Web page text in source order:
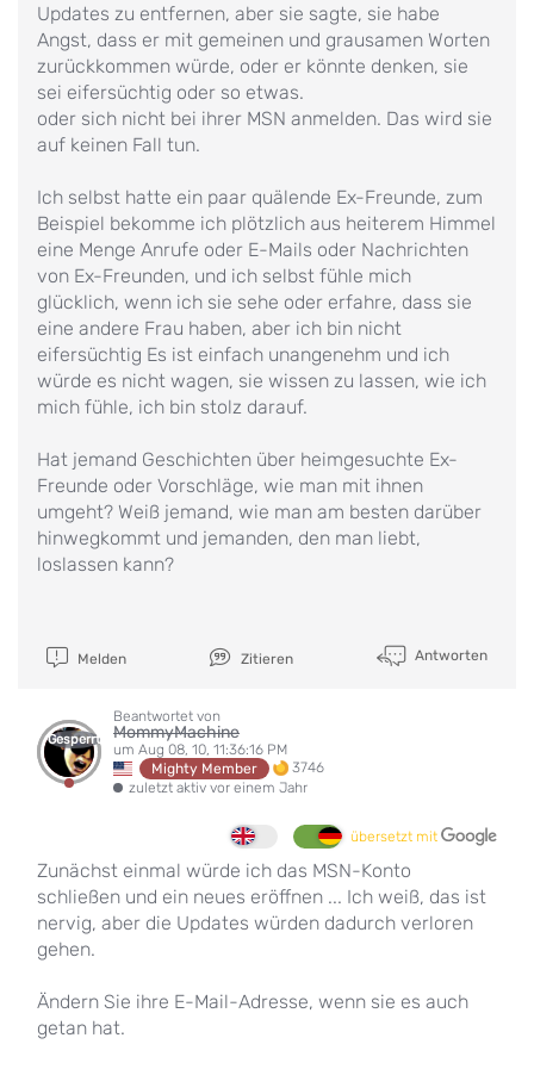
Updates zu entfernen, aber sie sagte, sie habe
Angst, dass er mit gemeinen und grausamen Worten
zurückkommen würde, oder er könnte denken, sie
sei eifersüchtig oder so etwas.
oder sich nicht bei ihrer MSN anmelden. Das wird sie
auf keinen Fall tun.
Ich selbst hatte ein paar quälende Ex-Freunde, zum
Beispiel bekomme ich plötzlich aus heiterem Himmel
eine Menge Anrufe oder E-Mails oder Nachrichten
von Ex-Freunden, und ich selbst fühle mich
glücklich, wenn ich sie sehe oder erfahre, dass sie
eine andere Frau haben, aber ich bin nicht
eifersüchtig Es ist einfach unangenehm und ich
würde es nicht wagen, sie wissen zu lassen, wie ich
mich fühle, ich bin stolz darauf.
Hat jemand Geschichten über heimgesuchte Ex-
Freunde oder Vorschläge, wie man mit ihnen
umgeht? Weiß jemand, wie man am besten darüber
hinwegkommt und jemanden, den man liebt,
loslassen kann?
Melden Zitieren Antworten
Gesperrt
Beantwortet von
MommyMachine
um Aug 08, 10, 11:36:16 PM
Mighty Member
3746
zuletzt aktiv vor einem Jahr
übersetzt mit
Zunächst einmal würde ich das MSN-Konto
schließen und ein neues eröffnen ... Ich weiß, das ist
nervig, aber die Updates würden dadurch verloren
gehen.
Ändern Sie ihre E-Mail-Adresse, wenn sie es auch
getan hat.